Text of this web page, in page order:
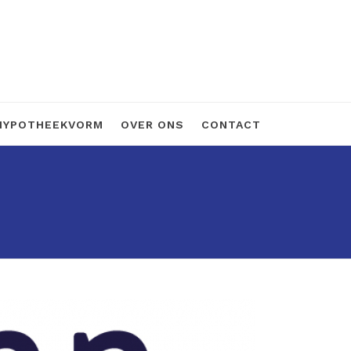
OVER ONS CONTACT